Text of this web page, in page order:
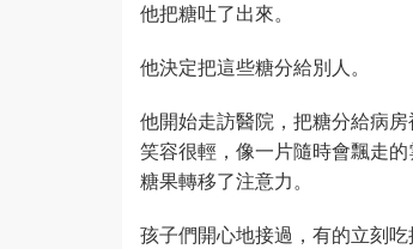
他把糖吐了出來。
他決定把這些糖分給別人。
他開始走訪醫院，把糖分給病
笑容很輕，像一片隨時會飄走
糖果轉移了注意力。
孩子們開心地接過，有的立刻